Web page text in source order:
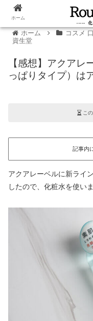
ホーム コスメ
資生堂
【感想】アクアレ
っぱりタイプ）は
この
記事内
アクアレーベルに新ライン
したので、化粧水を使いま
ホーム